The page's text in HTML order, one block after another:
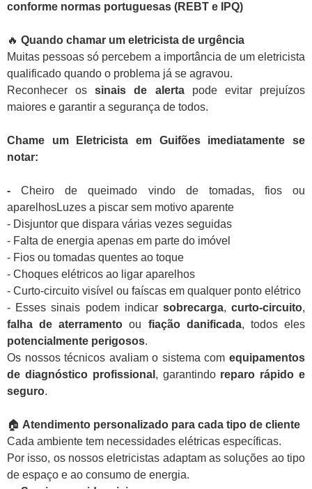
conforme normas portuguesas (REBT e IPQ)
🔥 Quando chamar um eletricista de urgência
Muitas pessoas só percebem a importância de um eletricista
qualificado quando o problema já se agravou.
Reconhecer ossinais de alertapode evitar prejuízos
maiores e garantir a segurança de todos.
Chame um Eletricista em Guifões imediatamente se
notar:
-Cheiro de queimado vindo de tomadas, fios ou
aparelhosLuzes a piscar sem motivo aparente
- Disjuntor que dispara várias vezes seguidas
- Falta de energia apenas em parte do imóvel
- Fios ou tomadas quentes ao toque
- Choques elétricos ao ligar aparelhos
- Curto-circuito visível ou faíscas em qualquer ponto elétrico
- Esses sinais podem indicar sobrecarga,curto-circuito,
falha de aterramento ou fiação danificada, todos eles
potencialmente perigosos.
Os nossos técnicos avaliam o sistema com equipamentos
de diagnóstico profissional , garantindo reparo rápido e
seguro.
🏠 Atendimento personalizado para cada tipo de cliente
Cada ambiente tem necessidades elétricas específicas.
Por isso, os nossos eletricistas adaptam as soluções ao tipo
de espaço e ao consumo de energia.